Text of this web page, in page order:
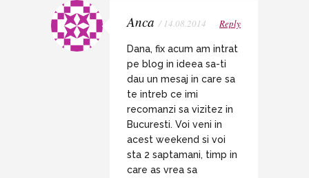
Anca / 14.08.2014 Reply
Dana, fix acum am intrat
pe blog in ideea sa-ti
dau un mesaj in care sa
te intreb ce imi
recomanzi sa vizitez in
Bucuresti. Voi veni in
acest weekend si voi
sta 2 saptamani, timp in
care as vrea sa